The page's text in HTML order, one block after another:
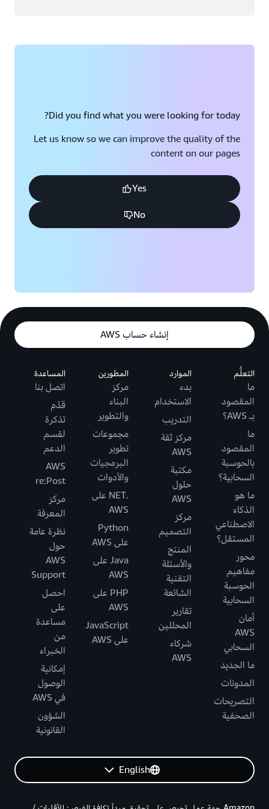
Did you find what you were looking for today?
Let us know so we can improve the quality of the
content on our pages
Yes
No
إنشاء حساب AWS
التعلُّم
ما
المقصود
بـ AWS؟
ما
المقصود
بالحوسبة
السحابية؟
ما هو
الذكاء
الاصطناعي
المستقل؟
محور
مفاهيم
الحوسبة
السحابية
أمان
AWS
السحابي
ما الجديد
المدونات
التصريحات
الصحفية
الموارد
بدء
الاستخدام
التدريب
مركز ثقة
AWS
مكتبة
حلول
AWS
مركز
التصميم
المنتج
والأسئلة
التقنية
الشائعة
تقارير
المحللين
شركاء
AWS
المطورين
مركز
البناء
والتطوير
مجموعات
تطوير
البرمجيات
والأدوات
.NET على
AWS
Python
على AWS
Java على
AWS
PHP على
AWS
JavaScript
على AWS
المساعدة
اتصل بنا
قدّم
تذكرة
لقسم
الدعم
AWS
re:Post
مركز
المعرفة
نظرة عامة
حول
AWS
Support
احصل
على
مساعدة
من
الخبراء
إمكانية
الوصول
في AWS
الشؤون
القانونية
English